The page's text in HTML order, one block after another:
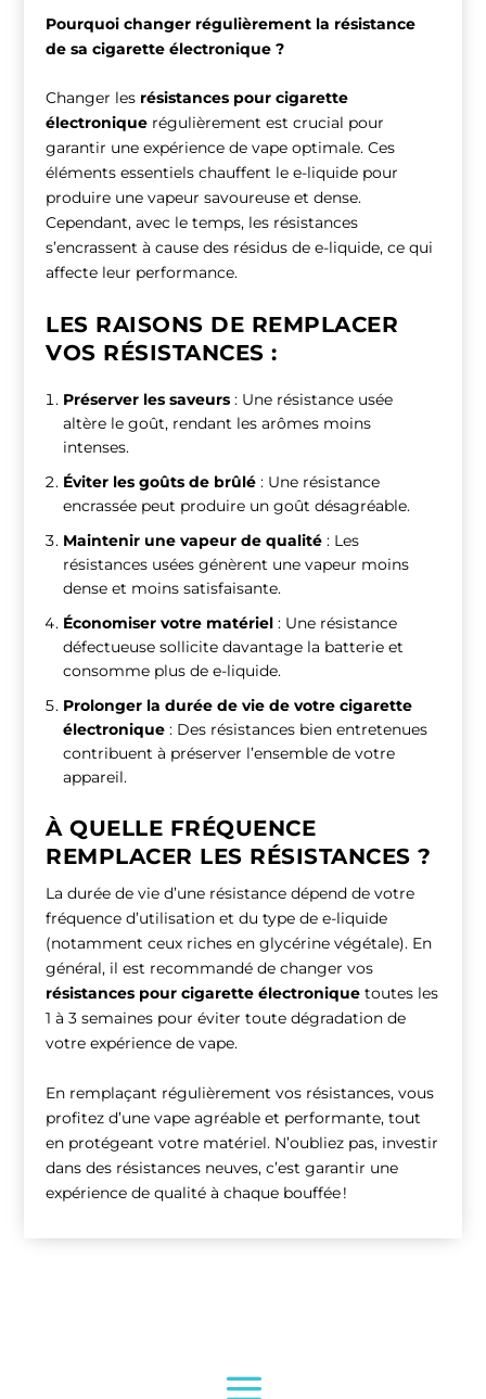
Pourquoi changer régulièrement la résistance
de sa cigarette électronique ?
Changer les résistances pour cigarette
électronique régulièrement est crucial pour
garantir une expérience de vape optimale. Ces
éléments essentiels chauffent le e-liquide pour
produire une vapeur savoureuse et dense.
Cependant, avec le temps, les résistances
s’encrassent à cause des résidus de e-liquide, ce qui
affecte leur performance.
LES RAISONS DE REMPLACER
VOS RÉSISTANCES :
Préserver les saveurs : Une résistance usée
altère le goût, rendant les arômes moins
intenses.
Éviter les goûts de brûlé : Une résistance
encrassée peut produire un goût désagréable.
Maintenir une vapeur de qualité : Les
résistances usées génèrent une vapeur moins
dense et moins satisfaisante.
Économiser votre matériel : Une résistance
défectueuse sollicite davantage la batterie et
consomme plus de e-liquide.
Prolonger la durée de vie de votre cigarette
électronique : Des résistances bien entretenues
contribuent à préserver l’ensemble de votre
appareil.
À QUELLE FRÉQUENCE
REMPLACER LES RÉSISTANCES ?
La durée de vie d’une résistance dépend de votre
fréquence d’utilisation et du type de e-liquide
(notamment ceux riches en glycérine végétale). En
général, il est recommandé de changer vos
résistances pour cigarette électronique toutes les
1 à 3 semaines pour éviter toute dégradation de
votre expérience de vape.
En remplaçant régulièrement vos résistances, vous
profitez d’une vape agréable et performante, tout
en protégeant votre matériel. N’oubliez pas, investir
dans des résistances neuves, c’est garantir une
expérience de qualité à chaque bouffée !